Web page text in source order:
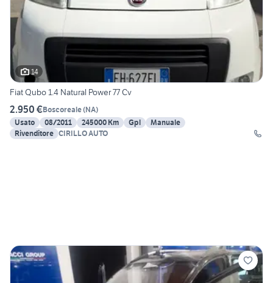
14
Fiat Qubo 1.4 Natural Power 77 Cv
2.950 €Boscoreale(NA)
Usato
08/2011 245000 Km Gpl
Manuale
Rivenditore CIRILLO AUTO